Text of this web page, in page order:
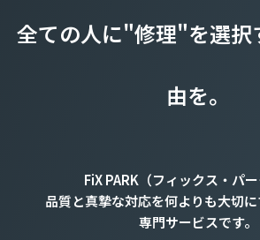
全ての人に"修理"を選択
由を。
FiX PARK（フィックス・パー
品質と真摯な対応を何よりも大切
専門サービスです。